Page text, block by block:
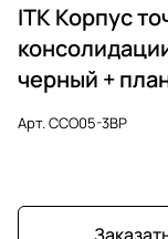
ITK Корпус
черный +
Арт.CCO05-3BP